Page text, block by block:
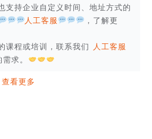
支持企业自定义时间、地址方式的
人工客服
，了解更
课程或培训，联系我们 人工客服
求。
查看更多